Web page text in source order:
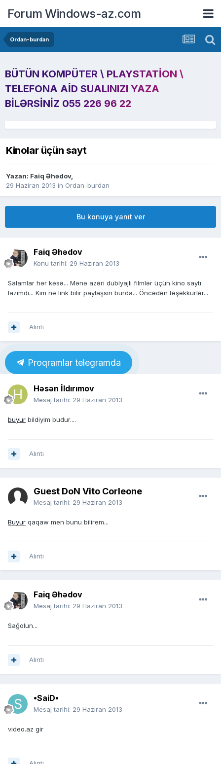
Forum Windows-az.com
Ordan-burdan
BÜTÜN KOMPÜTER \ PLAYSTATION \
TELEFONA AID SUALINIZI YAZA
BILƏRSINIZ 055 226 96 22
Kinolar üçün sayt
Yazan: Faiq Əhədov,
29 Haziran 2013 in Ordan-burdan
Bu konuya yanıt ver
Faiq Əhədov
Konu tarihi: 29 Haziran 2013
Salamlar hər kəsə... Mənə azəri dublyajlı filmlər üçün kino saytı
lazımdı... Kim nə link bilir paylaşsın burda... Öncədən təşəkkürlər...
Alıntı
Proqramlar telegramda
Həsən İldırımov
Mesaj tarihi: 29 Haziran 2013
buyur bildiyim budur....
Alıntı
Guest DoN Vito Corleone
Mesaj tarihi: 29 Haziran 2013
Buyur qaqaw men bunu bilirem...
Alıntı
Faiq Əhədov
Mesaj tarihi: 29 Haziran 2013
Sağolun...
Alıntı
•SaiD•
Mesaj tarihi: 29 Haziran 2013
video.az gir